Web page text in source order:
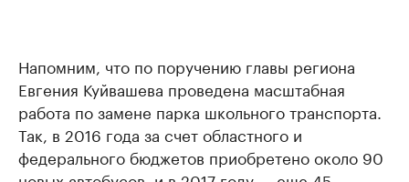
Напомним, что по поручению главы региона
Евгения Куйвашева проведена масштабная
работа по замене парка школьного транспорта.
Так, в 2016 года за счет областного и
федерального бюджетов приобретено около 90